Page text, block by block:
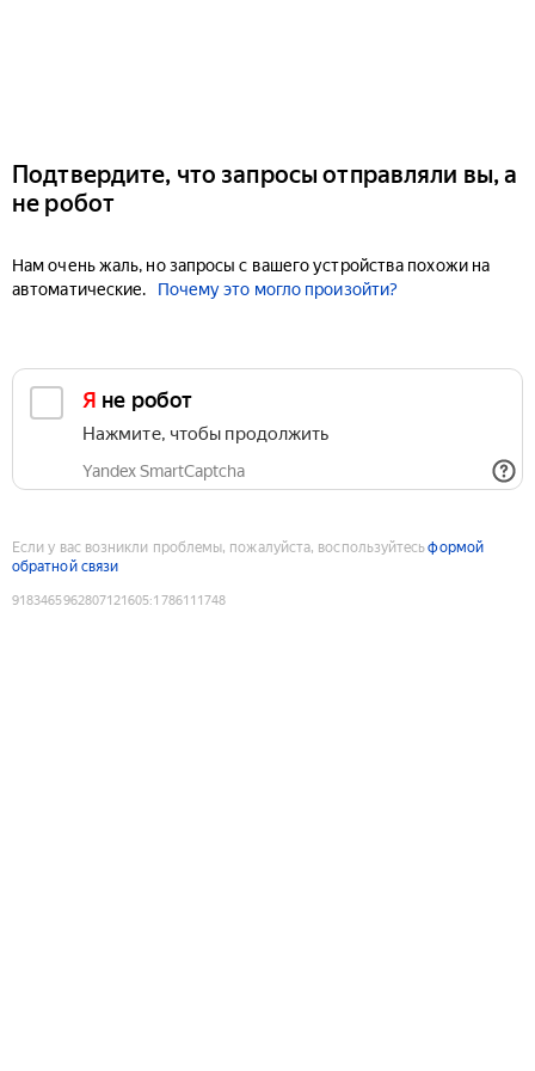
Подтвердите, что запросы отправляли вы, а
не робот
Нам очень жаль, но запросы с вашего устройства похожи на
автоматические.
Почему это могло произойти?
Я не робот
Нажмите, чтобы продолжить
Yandex SmartCaptcha
Если у вас возникли проблемы, пожалуйста, воспользуйтесьформой
обратной связи
9183465962807121605:1786111748